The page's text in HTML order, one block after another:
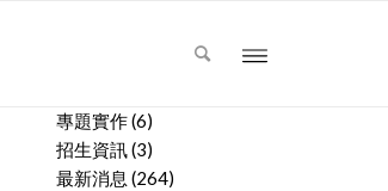
專題實作(6)
招生資訊(3)
最新消息 (264)